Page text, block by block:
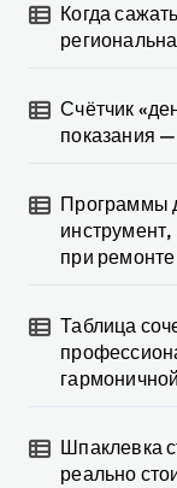
Когда
Счётчик
показания
Программы
при ремонте
Таблица
Шпаклевка
реально